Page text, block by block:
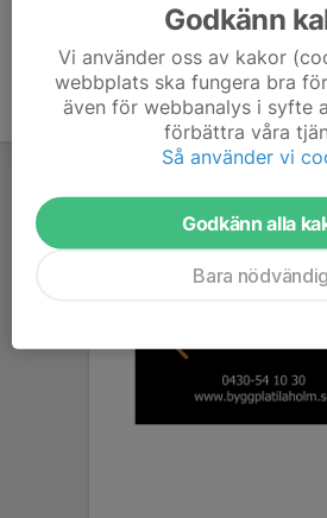
Godkänn
Vi använder oss av kakor
webbplats ska fungera bra
även för webbanalys i syfte
förbättra våra
Så använder vi
Godkänn alla
Bara